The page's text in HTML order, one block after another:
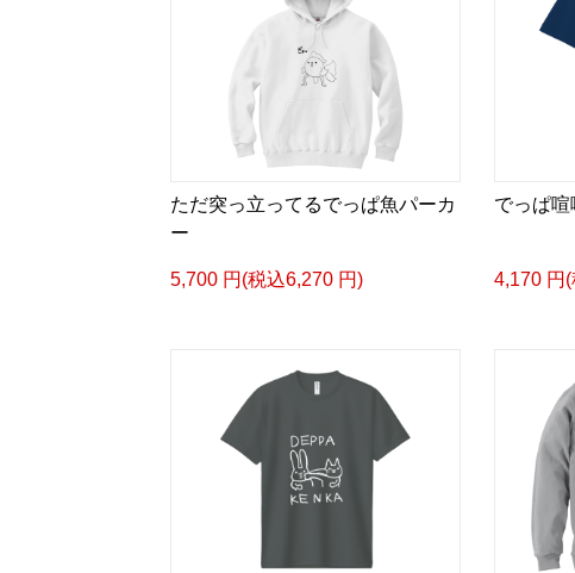
ただ突っ立ってるでっぱ魚パーカ
ー
5,700 円(税込6,270 円)
でっぱ
4,170 円